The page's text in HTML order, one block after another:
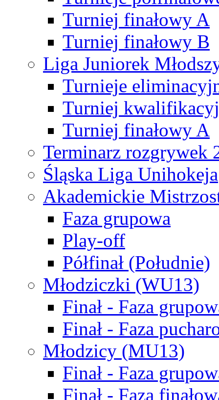
Turniej finałowy A
Turniej finałowy B
Liga Juniorek
Turnieje
Turniej
Turniej finałowy A
Terminarz rozgrywek
Śląska Liga Unihokeja
Akademickie
Faza grupowa
Play-off
Półfinał (Południe)
Młodziczki (WU13)
Finał - Faza
Finał - Faza
Młodzicy (MU13)
Finał - Faza
Finał - Faza